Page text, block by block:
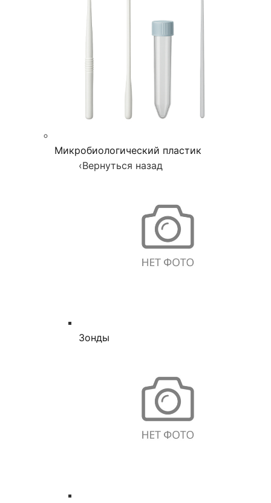
Микробиологический пластик
‹Вернуться назад
Зонды